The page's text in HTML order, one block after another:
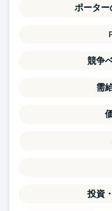
ポーター
競争
需
投資